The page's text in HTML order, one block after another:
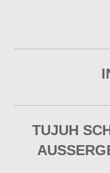
TUJUH